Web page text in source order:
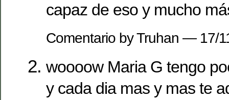
capaz de eso y mucho
Comentario by Truhan — 17/
woooow Maria G tengo
y cada dia mas y mas te